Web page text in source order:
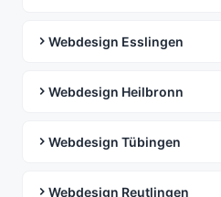
Webdesign Esslingen
Webdesign Heilbronn
Webdesign Tübingen
Webdesign Reutlingen